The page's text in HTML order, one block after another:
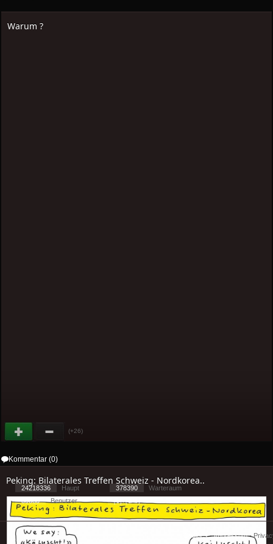
Warum ?
(+26)
Kommentar (0)
Peking: Bilaterales Treffen Schweiz - Nordkorea..
24218336 Haupt 378390
Warteraum
30080
Benutzer [ 1 ] - ( 2.46 )
Cookies-Impressum-